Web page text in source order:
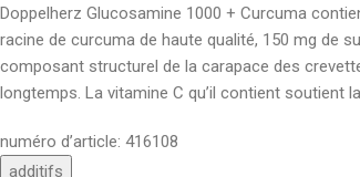
Doppelherz Glucosamine 1000 + Curcuma
racine de curcuma de haute qualité, 150 mg de
composant structurel de la carapace des
longtemps. La vitamine C qu’il contient
numéro d’article: 416108
additifs